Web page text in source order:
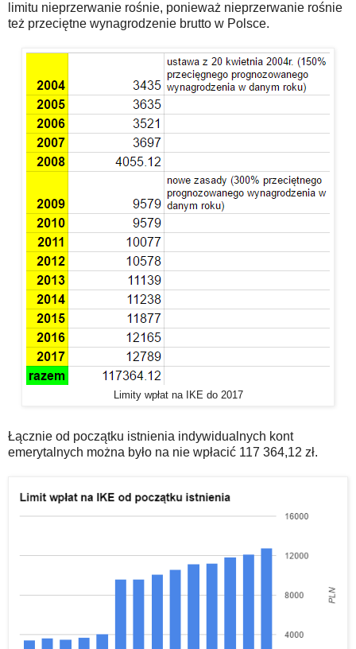
limitu nieprzerwanie rośnie, ponieważ nieprzerwanie rośnie
też przeciętne wynagrodzenie brutto w Polsce.
Limity wpłat na IKE do 2017
Łącznie od początku istnienia indywidualnych kont
emerytalnych można było na nie wpłacić 117 364,12 zł.